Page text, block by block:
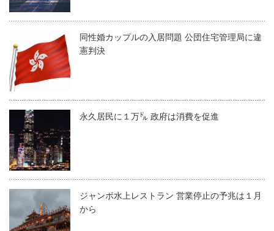
同性婚カップルの入居問題 公団住宅管理局に違
憲判決
永久居民に１万㌦ 政府は消費を促進
ジャンボ水上レストラン 営業停止の予兆は１月
から